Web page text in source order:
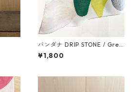
バンダナ DRIP STONE / Gree
n
¥1,800